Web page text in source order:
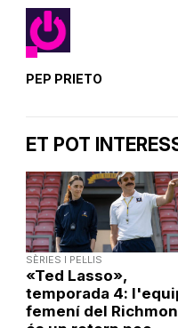
PEP PRIETO
ET POT
SÈRIES I PEL·LIS
«Ted Lasso»,
temporada 4:
femení del